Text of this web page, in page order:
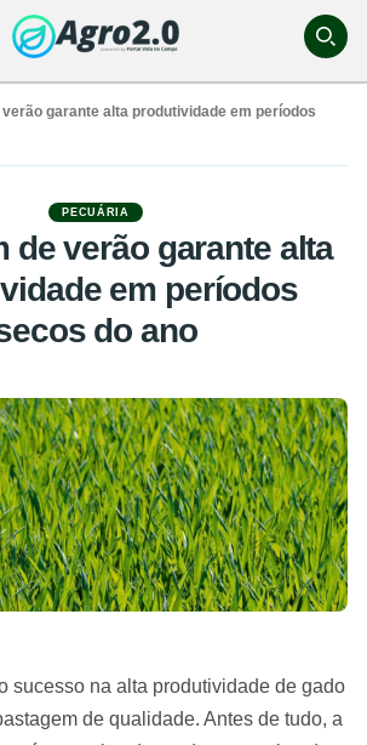
verão garante alta produtividade em períodos
PECUÁRIA
de verão garante alta
em períodos
do ano
sucesso na alta produtividade de gado
de qualidade. Antes de tudo, a